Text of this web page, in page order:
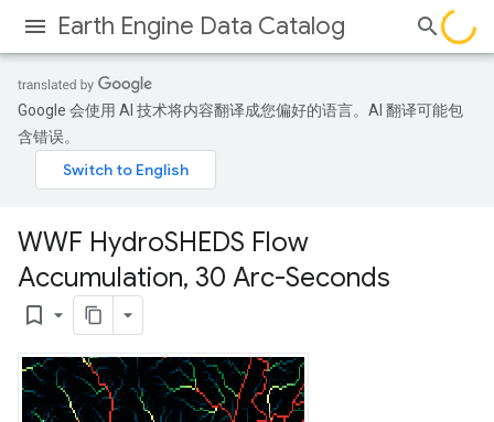
Earth Engine Data Catalog
Google 会使用 AI 技术将内容翻译成您偏好的语言。AI 翻译可能包
含错误。
WWF HydroSHEDS Flow
Accumulation, 30 Arc-Seconds
bookmark_border